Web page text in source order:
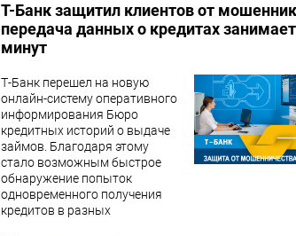
Т-Банк защитил клиентов от
передача данных о кредитах
минут
Т-Банк перешел на новую
онлайн-систему оперативного
информирования Бюро
кредитных историй о выдаче
займов. Благодаря этому
стало возможным быстрое
обнаружение попыток
одновременного получения
кредитов в разных